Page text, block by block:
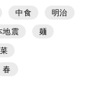
中食 明治
地震 麺
春